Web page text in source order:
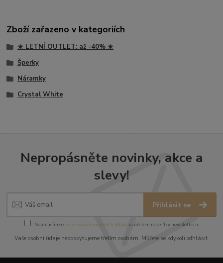
Zboží zařazeno v kategoriích
☀️ LETNÍ OUTLET: až -40% ☀️
Šperky
Náramky
Crystal White
Nepropásněte novinky, akce a
slevy!
Přihlásit se
Souhlasím se zpracováním osobních údajůza účelem rozesílky newsletteru.
Vaše osobní údaje neposkytujeme třetím osobám. Můžete se kdykoli odhlásit.